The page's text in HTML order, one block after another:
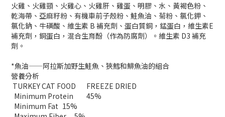
火雞、火雞頸、火雞心、火雞肝、雞蛋、明膠、水、黃褐色粉、
乾海帶、亞麻籽粉、有機車前子殼粉、鮭魚油、菊粉、氯化鉀、
氯化鈉、牛磺酸、維生素 B 補充劑、蛋白質銅，錳蛋白，維生素E
補充劑，銅蛋白，混合生育酚（作為防腐劑）。維生素 D3 補充
劑。
*魚油——阿拉斯加野生鮭魚、狹鱈和鯡魚油的組合
營養分析
TURKEY CAT FOOD
FREEZE DRIED
Minimum Protein
45%
Minimum Fat 15%